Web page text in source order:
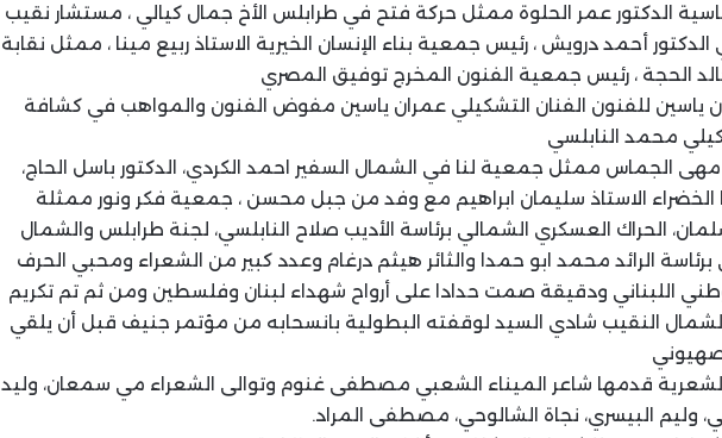
الدكتور عمر الحلوة ممثل حركة فتح في طرابلس الأخ جمال كيالي ، مستشار نقيب
الدكتور أحمد درويش ، رئيس جمعية بناء الإنسان الخيرية الاستاذ ربيع مينا ، ممثل نقابة
الحجة ، رئيس جمعية الفنون المخرج توفيق المصري
ياسين للفنون الفنان التشكيلي عمران ياسين مفوض الفنون والمواهب في كشافة
محمد النابلسي
مهى الجماس ممثل جمعية لنا في الشمال السفير احمد الكردي، الدكتور باسل الحاج،
الخضراء الاستاذ سليمان ابراهيم مع وفد من جبل محسن ، جمعية فكر ونور ممثلة
الحراك العسكري الشمالي برئاسة الأديب صلاح النابلسي، لجنة طرابلس والشمال
برئاسة الرائد محمد ابو حمدا والثائر هيثم درغام وعدد كبير من الشعراء ومحبي الحرف
اللبناني ودقيقة صمت حدادا على أرواح شهداء لبنان وفلسطين ومن ثم تم تكريم
النقيب شادي السيد لوقفته البطولية بانسحابه من مؤتمر جنيف قبل أن يلقي
قدمها شاعر الميناء الشعبي مصطفى غنوم وتوالى الشعراء مي سمعان، وليد
وليم البيسري، نجاة الشالوحي، مصطفى المراد.